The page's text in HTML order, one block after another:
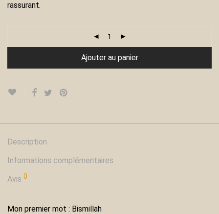
rassurant.
Ajouter au panier
Description
Informations complémentaires
Avis 0
Mon premier mot : Bismillah